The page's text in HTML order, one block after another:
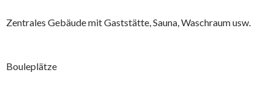
Zentrales Gebäude mit Gaststätte, Sauna, Waschraum usw.
Bouleplätze